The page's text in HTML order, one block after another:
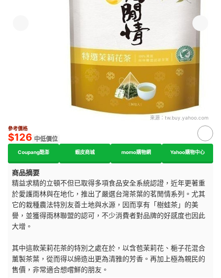
來源： tw.buy.yahoo.com
參考價格
$126 中低價位
Coupang酷澎 蝦皮商城 momo購物網 Yahoo購物中心
商品摘要
精益求精的立頓不但已取得多項食品安全系統認證，近年更著重
於愛護雨林與在地化，推出了嚴選台灣茶葉的茗閒情系列。尤其
它的栽種農法特別友善土地與水源，因而享有「樹蛙茶」的美
譽，並獲得雨林聯盟的認可，不少消費者對品牌的好感度也因此
大增。
其中這款茉莉花茶的特別之處在於，以含苞茉莉花、梔子花混合
薰製茶葉，從而得以締造出更為清雅的芳香。再加上極為親民的
售價，非常適合想嚐鮮的朋友。